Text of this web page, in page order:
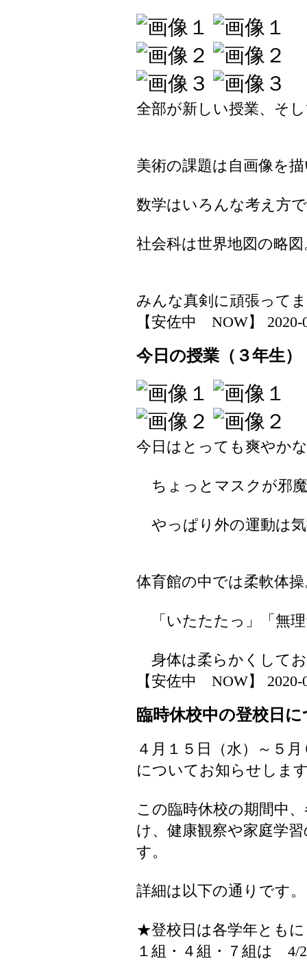
全部が新しい授業、そ
美術の課題は自画像を
数学はいろんな考え方
社会科は世界地図の略図
みんな真剣に頑張って
【安佐中 NOW】 2020-
今日の授業（３年生）
今日はとっても爽やか
ちょっとマスクが邪
やっぱり外の運動は
体育館の中では柔軟体
「いたたたっ」「無
身体は柔らかくして
【安佐中 NOW】 2020-
臨時休校中の登校日
４月１５日（水）～５
についてお知らせしま
この臨時休校の期間中
け、健康観察や家庭学
す。
詳細は以下の通りです。
★登校日は各学年ともに
１組・４組・７組は 4/